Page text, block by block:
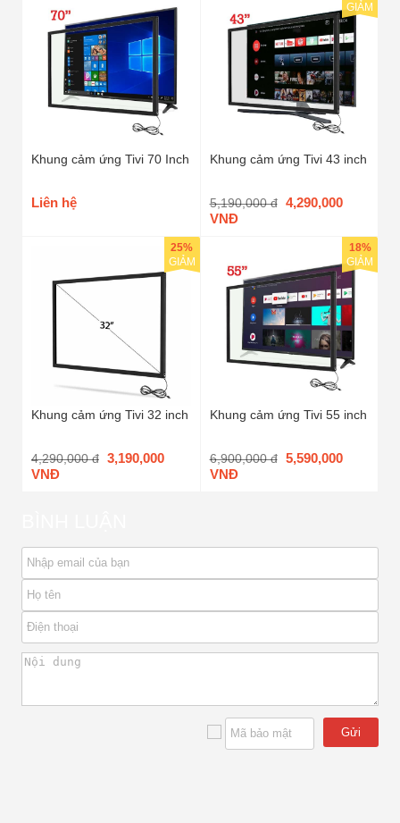
Khung cảm ứng Tivi 70 Inch
Liên hệ
Khung cảm ứng Tivi 43 inch
5,190,000 đ 4,290,000
VNĐ
GIẢM
Khung cảm ứng Tivi 32 inch
4,290,000 đ 3,190,000
VNĐ
25%
GIẢM
Khung cảm ứng Tivi 55 inch
6,900,000 đ 5,590,000
VNĐ
18%
GIẢM
Gửi